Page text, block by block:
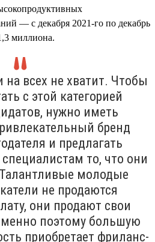
— с декабря 2021-го по декабрь
миллиона.
всех не хватит. Чтобы
с этой категорией
нужно иметь
бренд
и предлагать
то, что они
молодые
не продаются
они продают свои
поэтому большую
приобретает фриланс-